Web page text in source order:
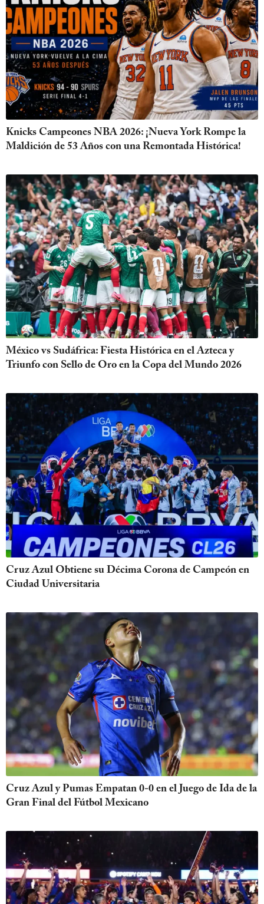
Knicks Campeones NBA 2026: ¡Nueva York Rompe la
Maldición de 53 Años con una Remontada Histórica!
México vs Sudáfrica: Fiesta Histórica en el Azteca y
Triunfo con Sello de Oro en la Copa del Mundo 2026
Cruz Azul Obtiene su Décima Corona de Campeón en
Ciudad Universitaria
Cruz Azul y Pumas Empatan 0-0 en el Juego de Ida de la
Gran Final del Fútbol Mexicano